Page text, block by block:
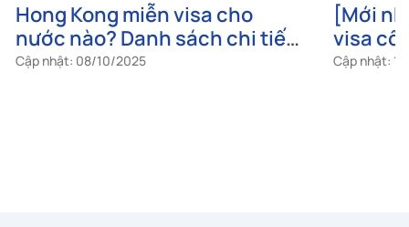
Hong Kong miễn visa cho
nước nào? Danh sách chi tiết
& Lưu ý quan trọng
Cập nhật: 08/10/2025
[Mới
visa
mại
Cập nhật: